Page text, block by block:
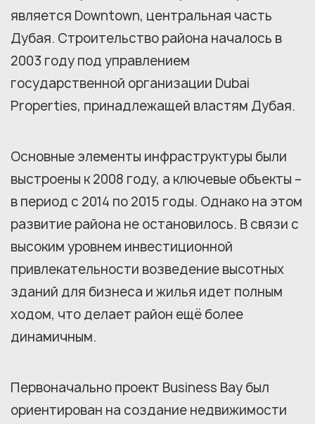
является Downtown, центральная часть
Дубая. Строительство района началось в
2003 году под управлением
государственной организации Dubai
Properties, принадлежащей властям Дубая.
Основные элементы инфраструктуры были
выстроены к 2008 году, а ключевые объекты –
в период с 2014 по 2015 годы. Однако на этом
развитие района не остановилось. В связи с
высоким уровнем инвестиционной
привлекательности возведение высотных
зданий для бизнеса и жилья идет полным
ходом, что делает район ещё более
динамичным.
Первоначально проект Business Bay был
ориентирован на создание недвижимости